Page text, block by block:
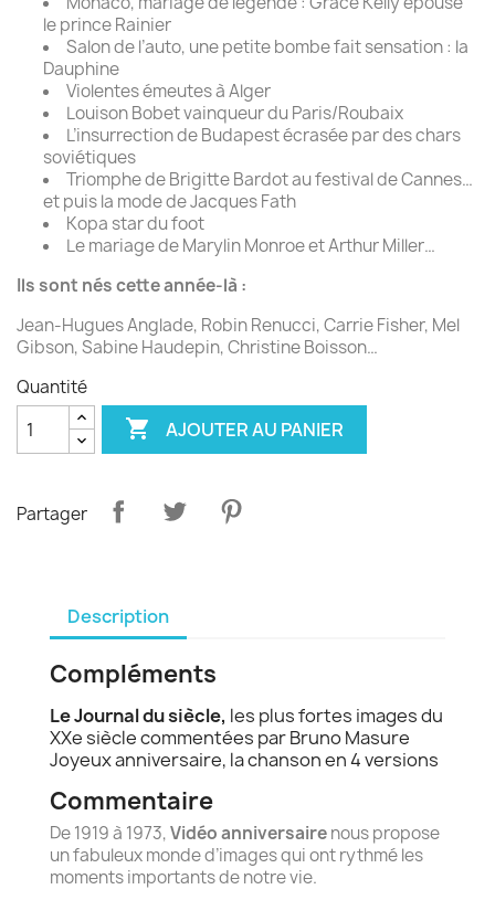
le prince Rainier
Salon de l’auto, une petite bombe fait sensation : la
Dauphine
Violentes émeutes à Alger
Louison Bobet vainqueur du Paris/Roubaix
L’insurrection de Budapest écrasée par des chars
soviétiques
Triomphe de Brigitte Bardot au festival de Cannes…
et puis la mode de Jacques Fath
Kopa star du foot
Le mariage de Marylin Monroe et Arthur Miller…
Ils sont nés cette année-là :
Jean-Hugues Anglade, Robin Renucci, Carrie Fisher, Mel
Gibson, Sabine Haudepin, Christine Boisson…
Quantité
 AJOUTER AU PANIER
Partager
Description
Compléments
Le Journal du siècle, les plus fortes images du
XXe siècle commentées par Bruno Masure
Joyeux anniversaire, la chanson en 4 versions
Commentaire
De 1919 à 1973,Vidéo anniversairenous propose
un fabuleux monde d’images qui ont rythmé les
moments importants de notre vie.